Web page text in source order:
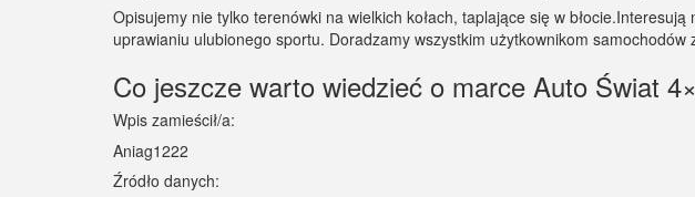
Opisujemy nie tylko terenówki na wielkich kołach, taplające się w
uprawianiu ulubionego sportu. Doradzamy wszystkim użytkownikom
Co jeszcze warto wiedzieć o marce Auto Świat
Wpis zamieścił/a:
Aniag1222
Źródło danych: